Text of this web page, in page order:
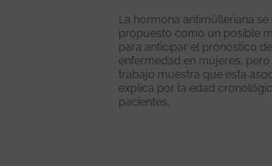
La hormona antimülleriana se
propuesto como un posible
para anticipar el pronóstico
enfermedad en mujeres, pero
trabajo muestra que esta
explica por la edad
pacientes.